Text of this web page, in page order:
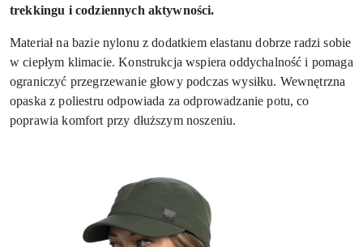
trekkingu i codziennych aktywności.
Materiał na bazie nylonu z dodatkiem elastanu dobrze radzi sobie
w ciepłym klimacie. Konstrukcja wspiera oddychalność i pomaga
ograniczyć przegrzewanie głowy podczas wysiłku. Wewnętrzna
opaska z poliestru odpowiada za odprowadzanie potu, co
poprawia komfort przy dłuższym noszeniu.